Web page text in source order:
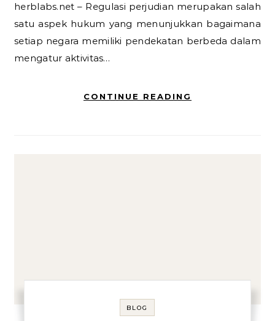
herblabs.net – Regulasi perjudian merupakan salah
satu aspek hukum yang menunjukkan bagaimana
setiap negara memiliki pendekatan berbeda dalam
mengatur aktivitas…
CONTINUE READING
BLOG